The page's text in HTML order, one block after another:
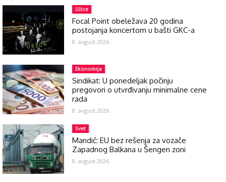
Užice
Focal Point obeležava 20 godina
postojanja koncertom u bašti GKC-a
8. avgust 2026.
Ekonomija
Sindikat: U ponedeljak počinju
pregovori o utvrđivanju minimalne cene
rada
8. avgust 2026.
Svet
Mandić: EU bez rešenja za vozače
Zapadnog Balkana u Šengen zoni
8. avgust 2026.